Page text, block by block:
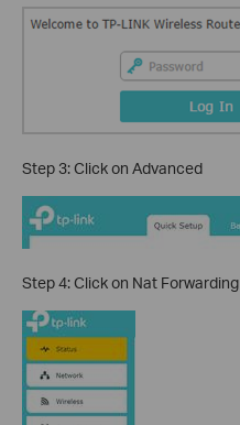
Step 3: Click on Advanced
Step 4: Click on Nat Forwarding